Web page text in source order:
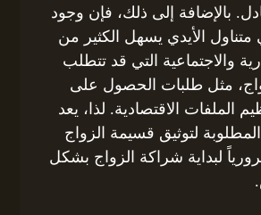
بالإضافة إلى ذلك، فإن وجود
متناول الأيدي يسهل الكثير من
والاجتماعية التي قد تتطلب
مثل طلبات الحصول على
الملفات الاقتصادية. لذا، يعد
المطلوبة لتوثيق قسيمة الزواج
لبداية شراكة الزواج بشكل